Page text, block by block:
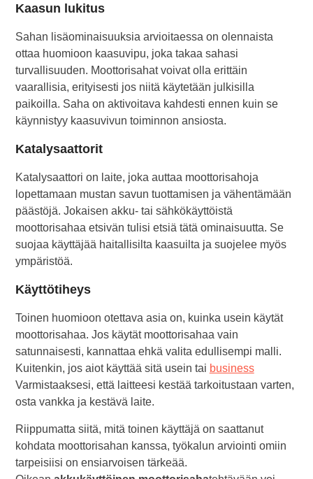
Kaasun lukitus
Sahan lisäominaisuuksia arvioitaessa on olennaista
ottaa huomioon kaasuvipu, joka takaa sahasi
turvallisuuden. Moottorisahat voivat olla erittäin
vaarallisia, erityisesti jos niitä käytetään julkisilla
paikoilla. Saha on aktivoitava kahdesti ennen kuin se
käynnistyy kaasuvivun toiminnon ansiosta.
Katalysaattorit
Katalysaattori on laite, joka auttaa moottorisahoja
lopettamaan mustan savun tuottamisen ja vähentämään
päästöjä. Jokaisen akku- tai sähkökäyttöistä
moottorisahaa etsivän tulisi etsiä tätä ominaisuutta. Se
suojaa käyttäjää haitallisilta kaasuilta ja suojelee myös
ympäristöä.
Käyttötiheys
Toinen huomioon otettava asia on, kuinka usein käytät
moottorisahaa. Jos käytät moottorisahaa vain
satunnaisesti, kannattaa ehkä valita edullisempi malli.
Kuitenkin, jos aiot käyttää sitä usein tai business
Varmistaaksesi, että laitteesi kestää tarkoitustaan varten,
osta vankka ja kestävä laite.
Riippumatta siitä, mitä toinen käyttäjä on saattanut
kohdata moottorisahan kanssa, työkalun arviointi omiin
tarpeisiisi on ensiarvoisen tärkeää.